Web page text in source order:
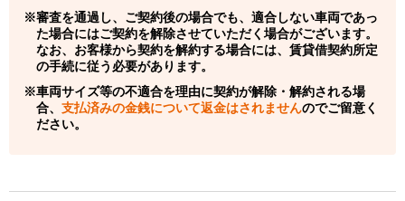
審査を通過し、ご契約後の場合でも、適合しない車両であっ
た場合にはご契約を解除させていただく場合がございます。
なお、お客様から契約を解約する場合には、賃貸借契約所定
の手続に従う必要があります。
車両サイズ等の不適合を理由に契約が解除・解約される場
合、 支払済みの金銭について返金はされませんのでご留意く
ださい。